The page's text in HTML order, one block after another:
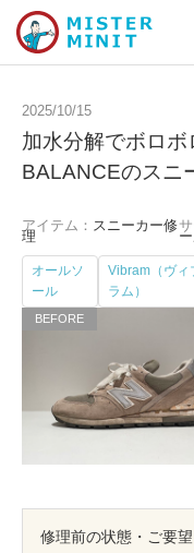
ミスターミニットについ
スーツケース修理
スニーカー修理
店舗を探す
2025/10/15
加水分解でボロ
BALANCEのスニ
アイテム： スニーカー修
理
オールソ
ール
Vibram（ヴィ
ラム）
修理前の状態・ご要望